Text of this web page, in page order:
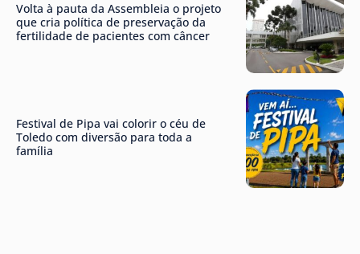
Volta à pauta da Assembleia o projeto
que cria política de preservação da
fertilidade de pacientes com câncer
Festival de Pipa vai colorir o céu de
Toledo com diversão para toda a
família